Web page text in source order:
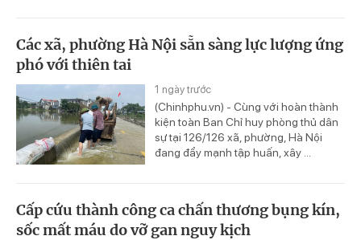
Các xã, phường Hà Nội sẵn sàng lực lượng ứng
phó với thiên tai
1 ngày trước
(Chinhphu.vn) - Cùng với hoàn thành
kiện toàn Ban Chỉ huy phòng thủ dân
sự tại 126/126 xã, phường, Hà Nội
đang đẩy mạnh tập huấn, xây ...
Cấp cứu thành công ca chấn thương bụng kín,
sốc mất máu do vỡ gan nguy kịch